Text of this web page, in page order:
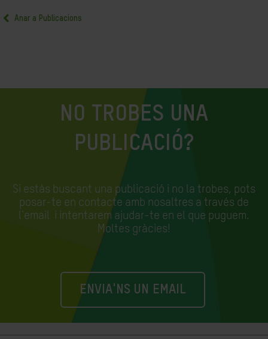
Anar a Publicacions
NO TROBES UNA
PUBLICACIÓ?
Si estàs buscant una publicació i no la trobes, pots
posar-te en contacte amb nosaltres a través de
l'email i intentarem ajudar-te en el que puguem.
Moltes gràcies!
ENVIA'NS UN EMAIL